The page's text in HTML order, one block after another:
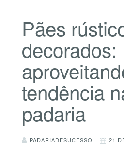
Pães
decorados:
tendência
padaria
PADARIADESUCESSO
21